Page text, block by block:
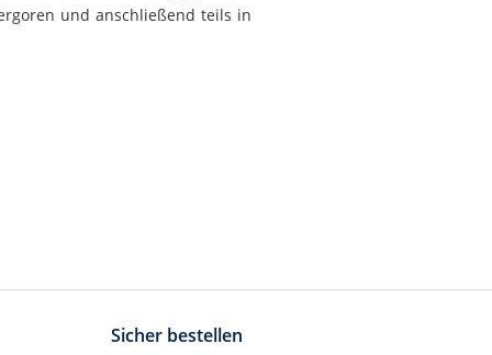
und anschließend teils in
Sicher bestellen